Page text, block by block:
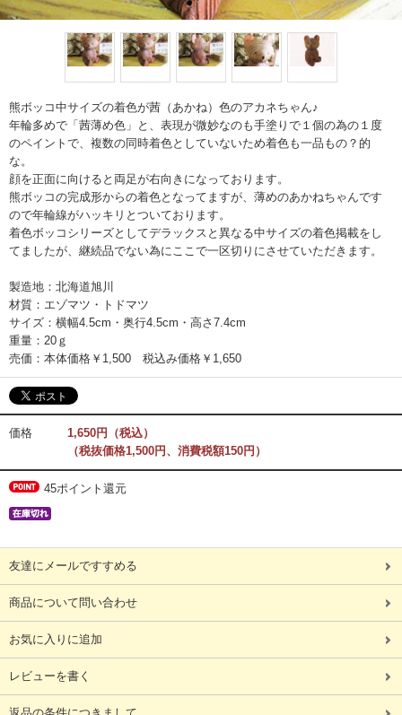
熊ボッコ中サイズの着色が茜（あかね）色のアカネちゃん♪
年輪多めで「茜薄め色」と、表現が微妙なのも手塗りで１個の為の１度
のペイントで、複数の同時着色としていないため着色も一品もの？的
な。
顔を正面に向けると両足が右向きになっております。
熊ボッコの完成形からの着色となってますが、薄めのあかねちゃんです
ので年輪線がハッキリとついております。
着色ボッコシリーズとしてデラックスと異なる中サイズの着色掲載をし
てましたが、継続品でない為にここで一区切りにさせていただきます。
製造地：北海道旭川
材質：エゾマツ・トドマツ
サイズ：横幅4.5cm・奥行4.5cm・高さ7.4cm
重量：20ｇ
売価：本体価格￥1,500 税込み価格￥1,650
価格
1,650円（税込）
（税抜価格1,500円、消費税額150円）
45ポイント還元
友達にメールですすめる
商品について問い合わせ
お気に入りに追加
レビューを書く